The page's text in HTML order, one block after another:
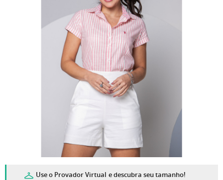
Use o Provador Virtual e descubra seu tamanho!